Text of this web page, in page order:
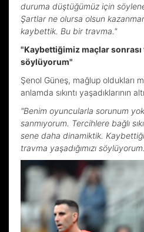
duruma düştüğümüz için
Şartlar ne olursa olsun
kaybettik. Bu bir travma."
"Kaybettiğimiz maçlar sonrası
söylüyorum"
Şenol Güneş, mağlup oldukları
anlamda sıkıntı yaşadıklarının
"Benim oyuncularla sorunum
sanmıyorum. Tercihlere bağlı
sene daha dinamiktik.
travma yaşadığımızı